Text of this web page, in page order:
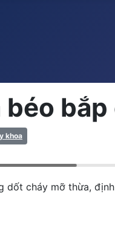
béo
khoa
dốt cháy mỡ thừa,